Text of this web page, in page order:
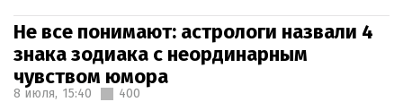
Не все понимают: астрологи назвали 4
знака зодиака с неординарным
чувством юмора
8 июля, 15:40 400